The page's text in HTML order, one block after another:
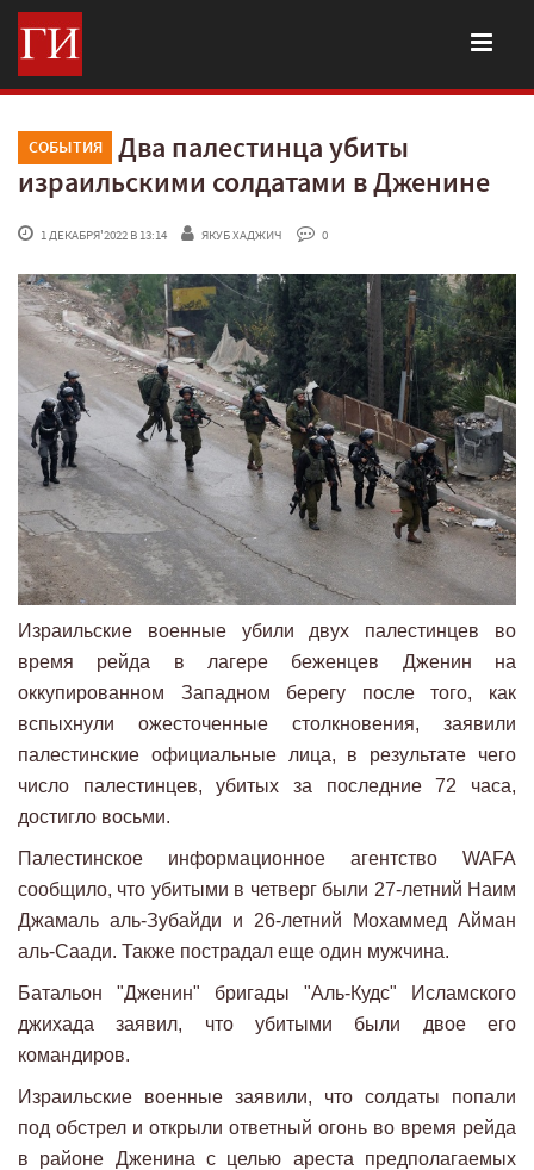
СОБЫТИЯ
Два палестинца убиты
израильскими солдатами в Дженине
1 ДЕКАБРЯ'2022 В 13:14 ЯКУБ ХАДЖИЧ 0
Израильские военные убили двух палестинцев во
время рейда в лагере беженцев Дженин на
оккупированном Западном берегу после того, как
вспыхнули ожесточенные столкновения, заявили
палестинские официальные лица, в результате чего
число палестинцев, убитых за последние 72 часа,
достигло восьми.
Палестинское информационное агентство WAFA
сообщило, что убитыми в четверг были 27-летний Наим
Джамаль аль-Зубайди и 26-летний Мохаммед Айман
аль-Саади. Также пострадал еще один мужчина.
Батальон "Дженин" бригады "Аль-Кудс" Исламского
джихада заявил, что убитыми были двое его
командиров.
Израильские военные заявили, что солдаты попали
под обстрел и открыли ответный огонь во время рейда
в районе Дженина с целью ареста предполагаемых